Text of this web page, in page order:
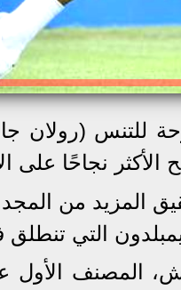
للتنس (رولان
نجاحًا على
المزيد من
التي
الأول